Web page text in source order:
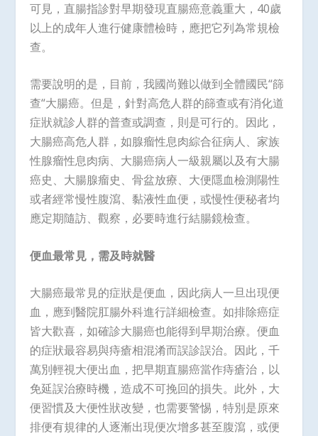
可見，直腸指診對早期發現直腸癌意義重大，40歲
以上的成年人進行健康體檢時，應把它列為常規檢
查。
需要說明的是，目前，我國尚難以做到全體國民“篩
查“大腸癌。但是，針對高危人群的篩查或有消化道
症狀就診人群的普查或調查，則是可行的。因此，
大腸癌高危人群，如腺瘤性息肉綜合征病人、家族
性腺瘤性息肉病、大腸癌病人一級親屬以及有大腸
癌史、大腸腺瘤史、骨盆放療、大便隱血檢測陽性
或者經常慢性腹瀉、黏液性血便，或慢性便秘者均
應定期隨訪、觀察，必要時進行結腸鏡檢查。
便血最常見，需及時就醫
大腸癌最常見的症狀是便血，因此病人一旦出現便
血，應到醫院肛腸外科進行詳細檢查。如排除癌症
皆大歡喜，如確診大腸癌也能得到早期治療。便血
的症狀最容易與痔瘡相混淆而誤診誤治。因此，千
萬別輕視大便出血，把早期直腸癌當作痔瘡治，以
免延誤治療時機，造成不可挽回的損失。此外，大
便習慣及大便性狀改變，也需要警惕，特別是原來
排便有規律的人逐漸出現便次增多甚至腹瀉，或便